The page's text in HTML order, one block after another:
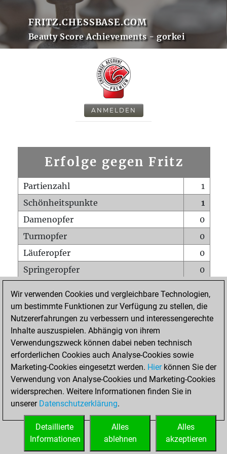
FRITZ.CHESSBASE.COM
Beauty Score Achievements - gorkei
ANMELDEN
Erfolge gegen Fritz
Partienzahl
1
Schönheitspunkte
1
Damenopfer
0
Turmopfer
0
Läuferopfer
0
Springeropfer
0
Matt auf vollem Brett
0
Bauer setzt Matt
0
Erstickte Matts
Unterverwandlungen
Türme auf der siebten
0
STARTSEITE
Wir verwenden Cookies und vergleichbare Technologien,
um bestimmte Funktionen zur Verfügung zu stellen, die
Nutzererfahrungen zu verbessern und interessengerechte
Inhalte auszuspielen. Abhängig von ihrem
Verwendungszweck können dabei neben technisch
erforderlichen Cookies auch Analyse-Cookies sowie
Marketing-Cookies eingesetzt werden. Hierkönnen Sie der
Verwendung von Analyse-Cookies und Marketing-Cookies
widersprechen. Weitere Informationen finden Sie in
unserer Datenschutzerklärung.
Alles
akzeptieren
Alles
ablehnen
Detaillierte
Informationen